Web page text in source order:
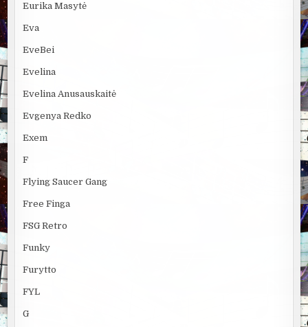
Eurika Masytė
Eva
EveBei
Evelina
Evelina Anusauskaitė
Evgenya Redko
Exem
F
Flying Saucer Gang
Free Finga
FSG Retro
Funky
Furytto
FYL
G